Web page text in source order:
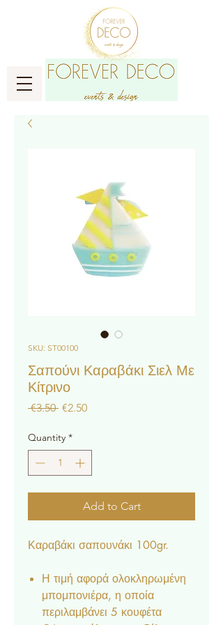
SKU: ST00100
Σαπούνι Καραβάκι Σιελ Με
Κίτρινο
€3.50 Regular
€2.50Sale
Quantity *
Add to Cart
Καραβάκι σαπουνάκι 100gr.
Η τιμή αφορά ολοκληρωμένη
μπομπονιέρα, η οποία
περιλαμβάνει 5 κουφέτα